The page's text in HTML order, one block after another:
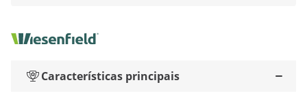
Características principais